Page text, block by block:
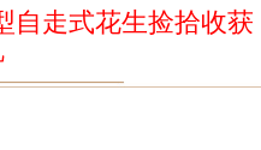
自走式花生捡拾收获